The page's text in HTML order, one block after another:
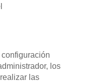
los
las